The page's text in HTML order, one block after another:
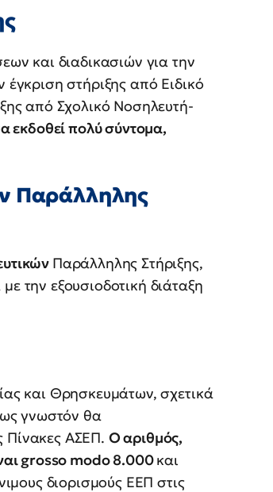
και διαδικασιών για την
έγκριση στήριξης από Ειδικό
από Σχολικό Νοσηλευτή-
εκδοθεί πολύ σύντομα,
Παράλληλης
Παράλληλης Στήριξης,
την εξουσιοδοτική διάταξη
και Θρησκευμάτων, σχετικά
ως γνωστόν θα
Πίνακες ΑΣΕΠ. Ο αριθμός,
grosso modo 8.000και
διορισμούς ΕΕΠ στις